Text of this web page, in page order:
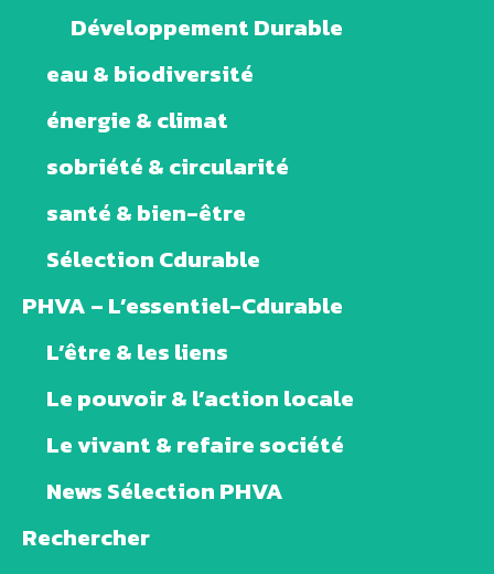
Développement Durable
eau & biodiversité
énergie & climat
sobriété & circularité
santé & bien-être
Sélection Cdurable
PHVA – L’essentiel-Cdurable
L’être & les liens
Le pouvoir & l’action locale
Le vivant & refaire société
News Sélection PHVA
Rechercher